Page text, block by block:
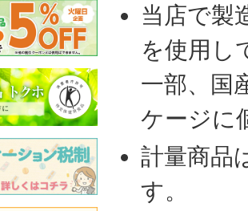
当店で製
を使用し
一部、国
ケージに
計量商品
す。